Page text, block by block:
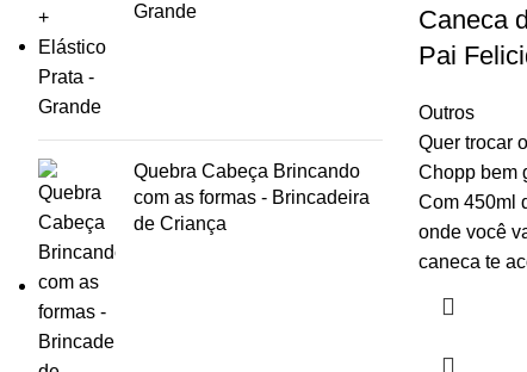
Grande
Quebra Cabeça Brincando
com as formas - Brincadeira
de Criança
Caneca
Pai
Outros
Quer trocar
Chopp bem
Com 450ml
onde você
caneca te